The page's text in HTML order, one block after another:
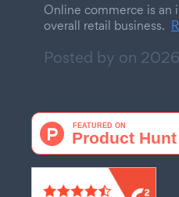
Online commerce is an
overall retail business.
Posted by on